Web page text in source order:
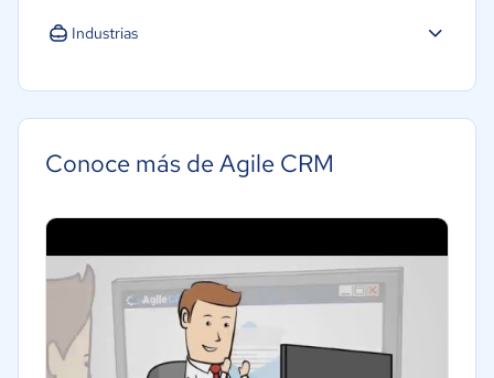
Micro: 1 a 9 trabajadores
Industrias
Hotelería / Viajes
Seguros
Legales
Farmacéutica
Bienes raíces
Conoce más de Agile CRM